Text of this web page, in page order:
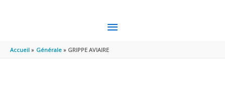
MENU
PRINCIPAL
Accueil Générale GRIPPE AVIAIRE